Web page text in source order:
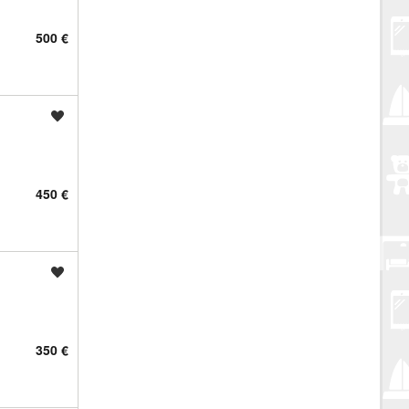
500 €
450 €
350 €